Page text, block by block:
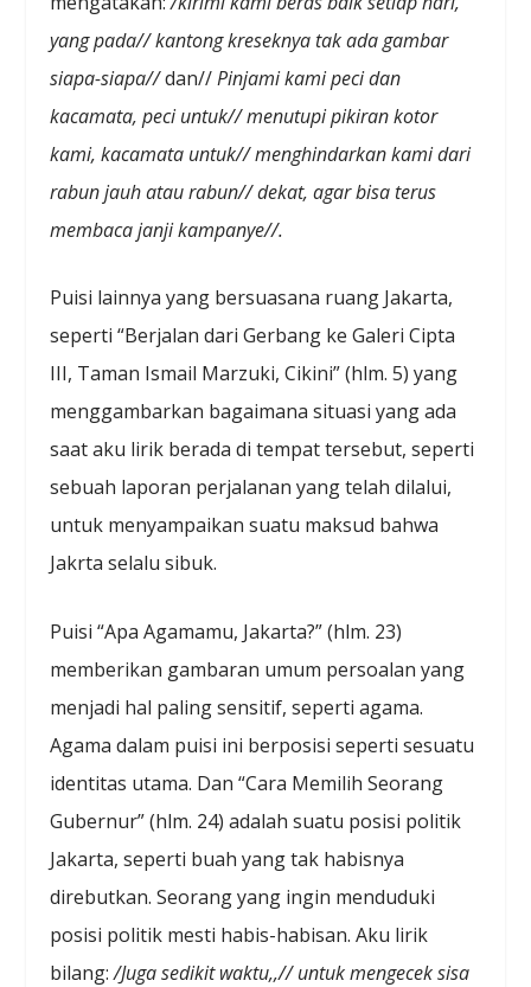
yang pada// kantong kreseknya tak ada gambar
siapa-siapa//dan//Pinjami kami peci dan
kacamata, peci untuk// menutupi pikiran kotor
kami, kacamata untuk// menghindarkan kami dari
rabun jauh atau rabun// dekat, agar bisa terus
membaca janji kampanye//.
Puisi lainnya yang bersuasana ruang Jakarta,
seperti “Berjalan dari Gerbang ke Galeri Cipta
III, Taman Ismail Marzuki, Cikini” (hlm. 5) yang
menggambarkan bagaimana situasi yang ada
saat aku lirik berada di tempat tersebut, seperti
sebuah laporan perjalanan yang telah dilalui,
untuk menyampaikan suatu maksud bahwa
Jakrta selalu sibuk.
Puisi “Apa Agamamu, Jakarta?” (hlm. 23)
memberikan gambaran umum persoalan yang
menjadi hal paling sensitif, seperti agama.
Agama dalam puisi ini berposisi seperti sesuatu
identitas utama. Dan “Cara Memilih Seorang
Gubernur” (hlm. 24) adalah suatu posisi politik
Jakarta, seperti buah yang tak habisnya
direbutkan. Seorang yang ingin menduduki
posisi politik mesti habis-habisan. Aku lirik
bilang:/Juga sedikit waktu,,// untuk mengecek sisa